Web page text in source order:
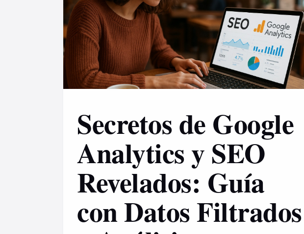
Secretos de Google
Analytics y SEO
Revelados: Guía
con Datos Filtrados